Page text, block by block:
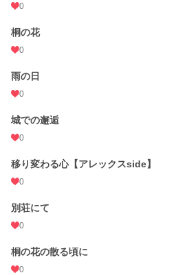
0
桐の花
0
雨の日
0
城での邂逅
0
移り変わる心【アレックスside】
0
別荘にて
0
桐の花の散る頃に
0